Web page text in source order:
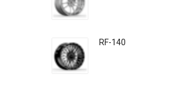
RF-140